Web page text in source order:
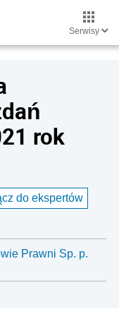
Serwisy
rok
do ekspertów
Prawni Sp. p.